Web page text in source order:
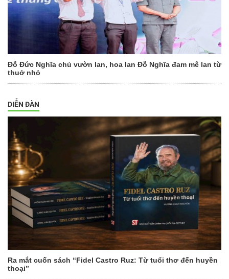
Đỗ Đức Nghĩa chủ vườn lan, hoa lan Đỗ Nghĩa đam mê lan từ
thuở nhỏ
DIỄN ĐÀN
Ra mắt cuốn sách “Fidel Castro Ruz: Từ tuổi thơ đến huyền
thoại”